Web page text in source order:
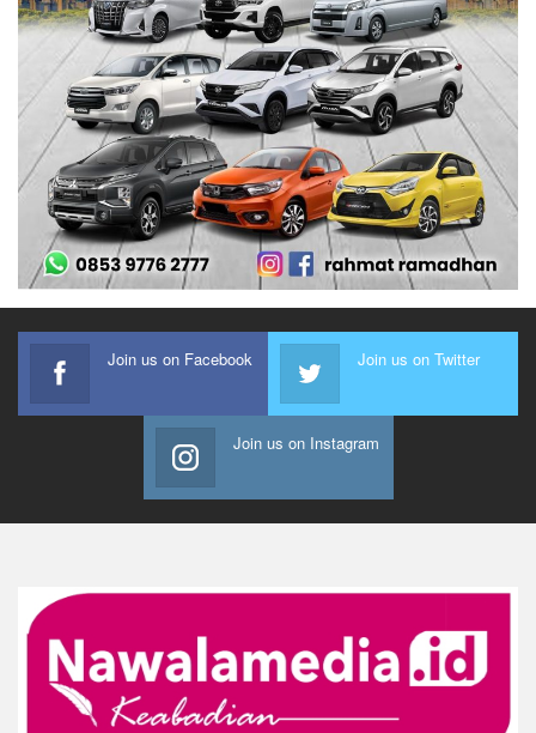
Join us on Facebook Join us on Twitter
Join us on Instagram